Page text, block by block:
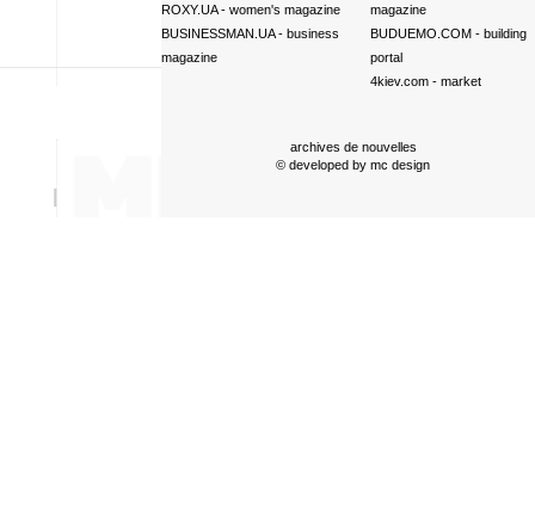
ROXY.UA- women's magazine
BUSINESSMAN.UA- business
magazine
magazine
BUDUEMO.COM- building
portal
4kiev.com- market
archives de nouvelles
© developed by mc design